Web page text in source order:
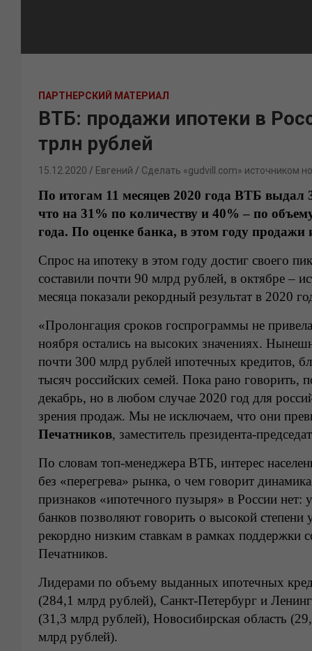
ПАРТНЕРСКИЙ МАТЕРИАЛ
ВТБ: продажи ипотеки в
трлн рублей
15.12.2020 Евгений Сделать «gudvill.com» источником
По итогам 11 месяцев 2020 года ВТБ выдал
что на 31% по количеству и 40% – по
года. По оценке банка, в этом году
Спрос на ипотеку в этом году достиг своего
составили почти 90 млрд рублей, в октябре –
месяца показали рекордный результат в 2020
«Пролонгация сроков госпрограммы не
ноября остались на высоких значениях.
почти 300 млрд рублей ипотечных кредитов,
тысяч российских семей. Пока рано говорить,
декабрь, но в любом случае 2020 год для
зрения продаж. Мы не исключаем, что они
Печатников, заместитель президента-
По словам топ-менеджера ВТБ, интерес
без «перегрева» рынка, о чем говорит
признаков «ипотечного пузыря» в России
банков позволяют говорить о высокой
рекордно низким ставкам в рамках поддержки
Печатников.
Лидерами по объему выданных ипотечных
(284,1 млрд рублей), Санкт-Петербург и
(31,3 млрд рублей), Новосибирская область
млрд рублей).